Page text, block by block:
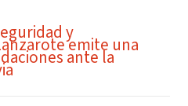
y
emite una
ante la